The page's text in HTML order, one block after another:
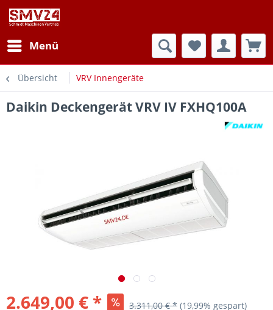
Menü
Übersicht VRV Innengeräte
Daikin Deckengerät VRV IV FXHQ100A
2.649,00 € * 3.311,00 € * (19,99% gespart)